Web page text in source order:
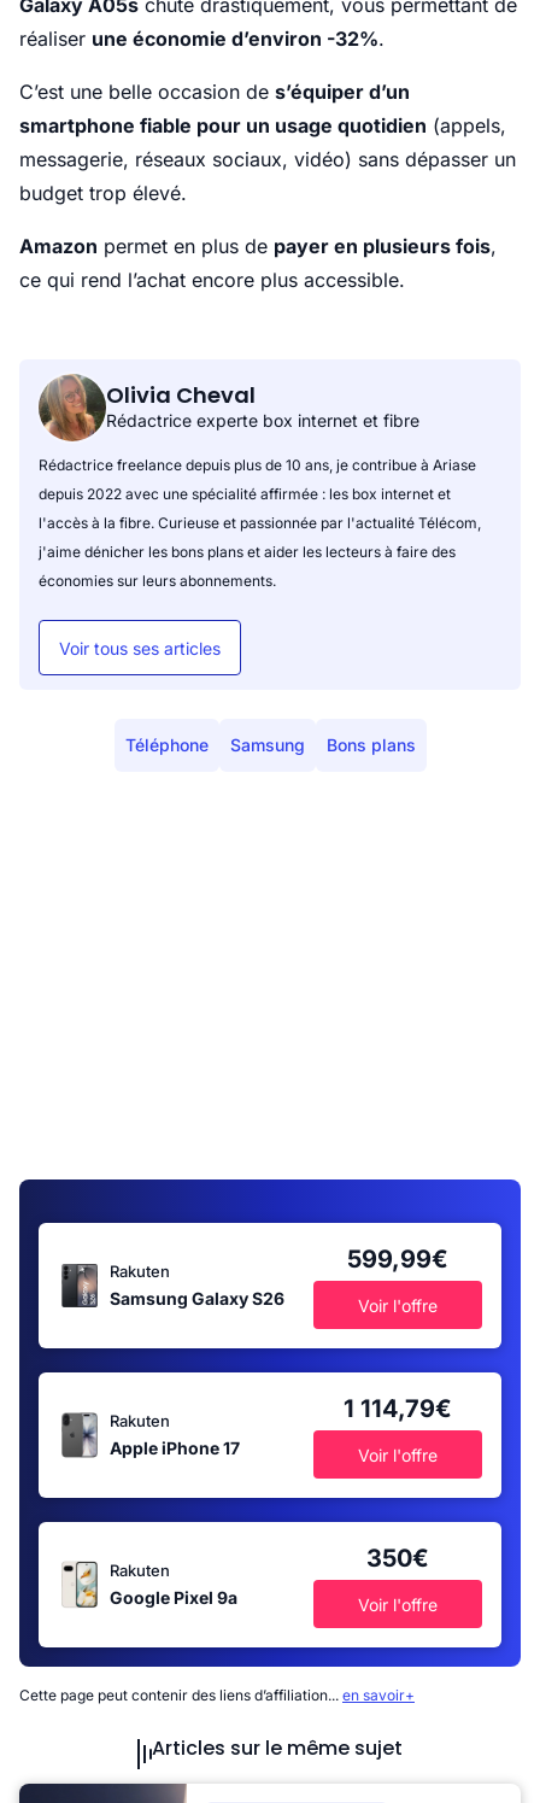
Galaxy A05s chute drastiquement, vous permettant de
réaliser une économie d’environ -32%.
C’est une belle occasion de s’équiper d’un
smartphone fiable pour un usage quotidien (appels,
messagerie, réseaux sociaux, vidéo) sans dépasser un
budget trop élevé.
Amazon permet en plus de payer en plusieurs fois,
ce qui rend l’achat encore plus accessible.
Olivia Cheval
Rédactrice experte box internet et fibre
Rédactrice freelance depuis plus de 10 ans, je contribue à Ariase
depuis 2022 avec une spécialité affirmée : les box internet et
l'accès à la fibre. Curieuse et passionnée par l'actualité Télécom,
j'aime dénicher les bons plans et aider les lecteurs à faire des
économies sur leurs abonnements.
Voir tous ses articles
Téléphone Samsung Bons plans
Rakuten
Samsung Galaxy S26
599,99€
Voir l'offre
Rakuten
Apple iPhone 17
1 114,79€
Voir l'offre
Rakuten
Google Pixel 9a
350€
Voir l'offre
Cette page peut contenir des liens d’affiliation... en savoir+
Articles sur le même sujet